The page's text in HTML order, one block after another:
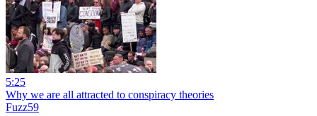
5:25
Why we are all attracted to conspiracy theories
Fuzz59